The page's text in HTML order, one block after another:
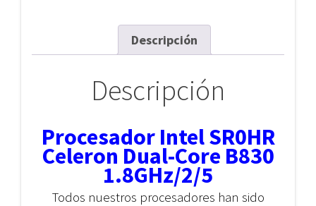
Descripción
Descripción
Procesador Intel SR0HR
Celeron Dual-Core B830
1.8GHz/2/5
Todos nuestros procesadores han sido